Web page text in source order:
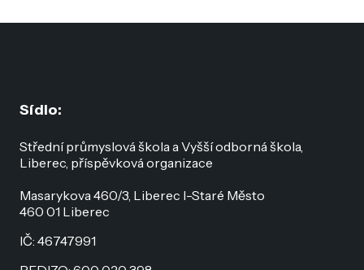
Sídlo:
Střední průmyslová škola a Vyšší odborná škola,
Liberec, příspěvková organizace
Masarykova 460/3, Liberec I-Staré Město
460 01 Liberec
IČ: 46747991